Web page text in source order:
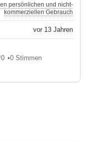
persönlichen und nicht-
kommerziellen Gebrauch
vor 13 Jahren
0 mir nicht
•0 Stimmen